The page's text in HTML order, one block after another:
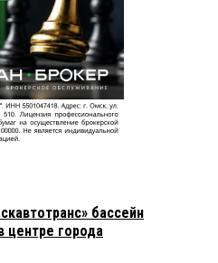
бассейн
центре города